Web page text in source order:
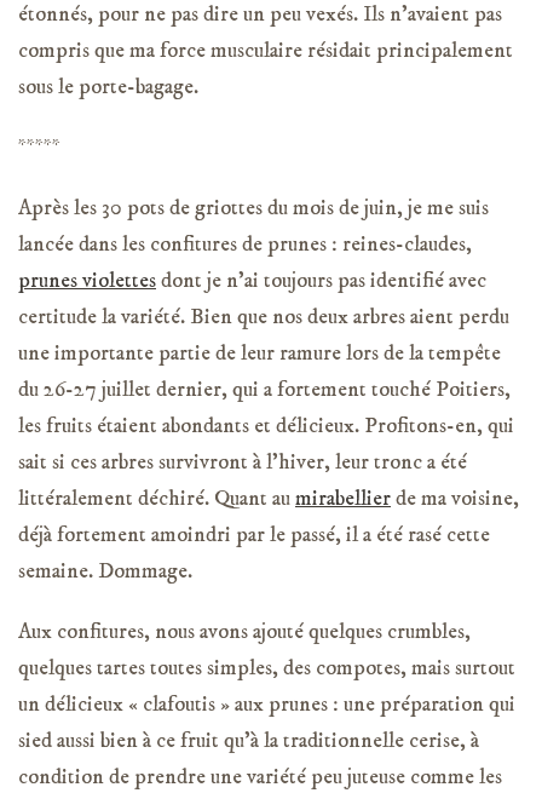
étonnés, pour ne pas dire un peu vexés. Ils n’avaient pas
compris que ma force musculaire résidait principalement
sous le porte-bagage.
*****
Après les 30 pots de griottes du mois de juin, je me suis
lancée dans les confitures de prunes : reines-claudes,
prunes violettesdont je n’ai toujours pas identifié avec
certitude la variété. Bien que nos deux arbres aient perdu
une importante partie de leur ramure lors de la tempête
du 26-27 juillet dernier, qui a fortement touché Poitiers,
les fruits étaient abondants et délicieux. Profitons-en, qui
sait si ces arbres survivront à l’hiver, leur tronc a été
littéralement déchiré. Quant aumirabellierde ma voisine,
déjà fortement amoindri par le passé, il a été rasé cette
semaine. Dommage.
Aux confitures, nous avons ajouté quelques crumbles,
quelques tartes toutes simples, des compotes, mais surtout
un délicieux « clafoutis » aux prunes : une préparation qui
sied aussi bien à ce fruit qu’à la traditionnelle cerise, à
condition de prendre une variété peu juteuse comme les